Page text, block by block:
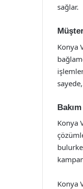
sağlar.
Konya
Konya
Konya